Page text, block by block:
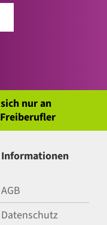
nur an
Informationen
AGB
Datenschutz